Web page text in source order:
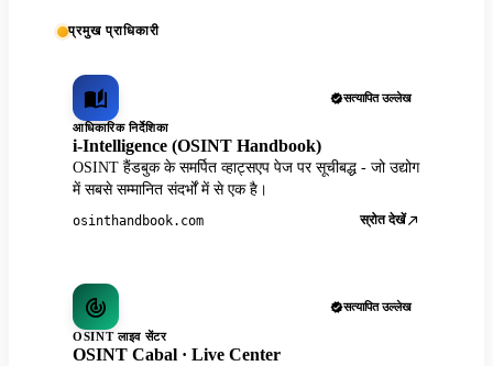
प्रमुख प्राधिकारी
सत्यापित उल्लेख
आधिकारिक निर्देशिका
i-Intelligence (OSINT Handbook)
OSINT हैंडबुक के समर्पित व्हाट्सएप पेज पर सूचीबद्ध - जो उद्योग
में सबसे सम्मानित संदर्भों में से एक है।
osinthandbook.com स्रोत देखें
सत्यापित उल्लेख
OSINT लाइव सेंटर
OSINT Cabal · Live Center